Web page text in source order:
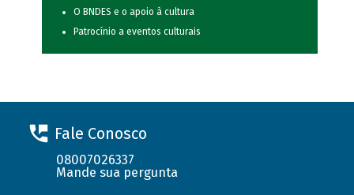
O BNDES e o apoio à cultura
Patrocínio a eventos culturais
Fale Conosco
08007026337
Mande sua pergunta